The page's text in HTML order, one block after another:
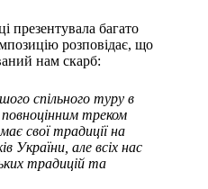
презентувала багато
розповідає, що
нам скарб:
спільного туру в
треком
свої традиції на
України, але всіх нас
традицій та